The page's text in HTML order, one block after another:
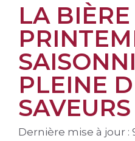
LA
PLEINE
SAVEURS
Dernière mise à jour :